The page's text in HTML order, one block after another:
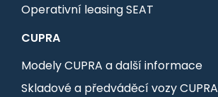
Operativní leasing SEAT
CUPRA
Modely CUPRA a další informace
Skladové a předváděcí vozy CUPRA